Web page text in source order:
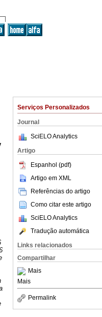
Serviços Personalizados
Journal
SciELO Analytics
Artigo
Espanhol (pdf)
Artigo em XML
Referências do artigo
Como citar este artigo
SciELO Analytics
Tradução automática
Links relacionados
Compartilhar
Mais
Mais
Permalink